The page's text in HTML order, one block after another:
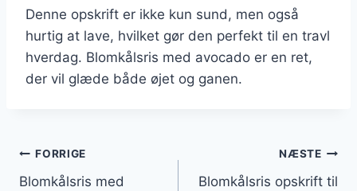
Denne opskrift er ikke kun sund, men også
hurtig at lave, hvilket gør den perfekt til en travl
hverdag. Blomkålsris med avocado er en ret,
der vil glæde både øjet og ganen.
Indlægsnavigation
FORRIGE
Blomkålsris med
NÆSTE
Blomkålsris opskrift til